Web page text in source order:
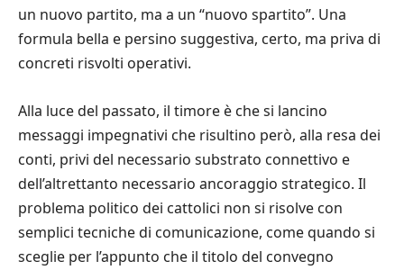
un nuovo partito, ma a un “nuovo spartito”. Una
formula bella e persino suggestiva, certo, ma priva di
concreti risvolti operativi.
Alla luce del passato, il timore è che si lancino
messaggi impegnativi che risultino però, alla resa dei
conti, privi del necessario substrato connettivo e
dell’altrettanto necessario ancoraggio strategico. Il
problema politico dei cattolici non si risolve con
semplici tecniche di comunicazione, come quando si
sceglie per l’appunto che il titolo del convegno